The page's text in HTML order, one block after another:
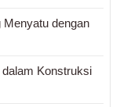
dengan
Konstruksi